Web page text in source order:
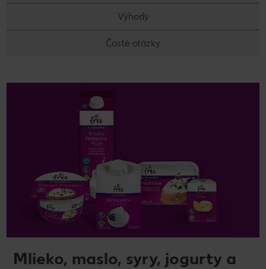
Výhody
Časté otázky
Mlieko, maslo, syry, jogurty a